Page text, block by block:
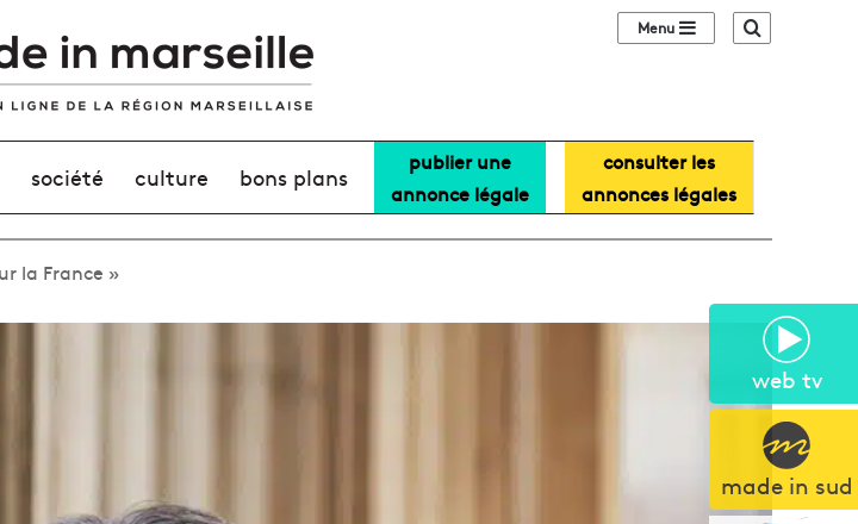
web tv
made in sud
Sidebar (barre
société culture bons plans
publier une
annonce légale
consulter les
annonces légales
la France »